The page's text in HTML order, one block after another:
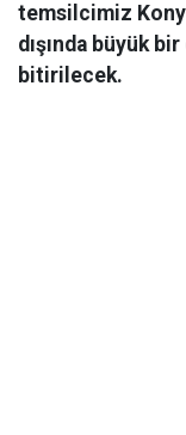
temsilcimiz
dışında büyük
bitirilecek.